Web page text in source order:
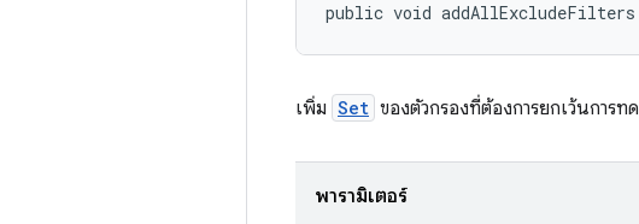
public void
เพิ่ม Set ของตัวกรองที่ต้องการยกเว้นการท
พารามิเตอร์